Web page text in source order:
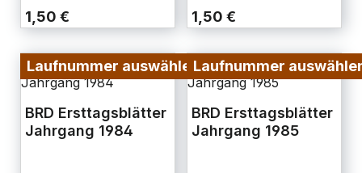
1,50 € 1,50 €
Laufnummer auswählen
BRD Ersttagsblätter
Jahrgang 1984
Laufnummer
BRD Ersttagsblätter
Jahrgang 1985